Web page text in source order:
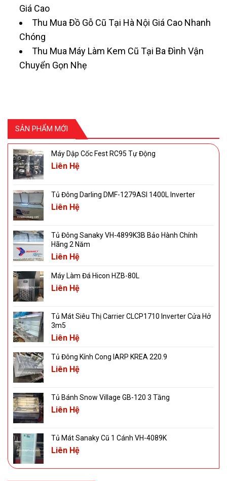
SẢN PHẨM MỚI
Máy Dập Cốc Fest RC95 Tự Động
Liên Hệ
Tủ Đông Darling DMF-1279ASI 1400L Inverter
Liên Hệ
Tủ Đông Sanaky VH-4899K3B Bảo Hành Chính
Hãng 2 Năm
Liên Hệ
Máy Làm Đá Hicon HZB-80L
Liên Hệ
Tủ Mát Siêu Thị Carrier CLCP1710 Inverter Cửa Hở
3m5
Liên Hệ
Tủ Đông Kính Cong IARP KREA 220.9
Liên Hệ
Tủ Bánh Snow Village GB-120 3 Tầng
Liên Hệ
Tủ Mát Sanaky Cũ 1 Cánh VH-4089K
Liên Hệ
Giá Cao
Thu Mua Đồ Gỗ Cũ Tại Hà Nội Giá Cao Nhanh
Chóng
Thu Mua Máy Làm Kem Cũ Tại Ba Đình Vận
Chuyển Gọn Nhẹ